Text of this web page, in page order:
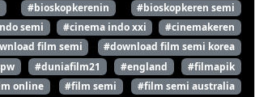
#bioskopkerenin
#bioskopkeren semi
semi #cinema indo xxi
#cinemakeren
film semi
#download film semi korea
#duniafilm21 #england
#filmapik
online #film semi
#film semi australia